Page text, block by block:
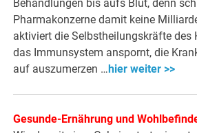
Behandlungen bis aufs Blut, denn
Pharmakonzerne damit keine
aktiviert die Selbstheilungskräfte des
das Immunsystem anspornt, die
auf auszumerzen … hier weiter >>
Gesunde-Ernährung und